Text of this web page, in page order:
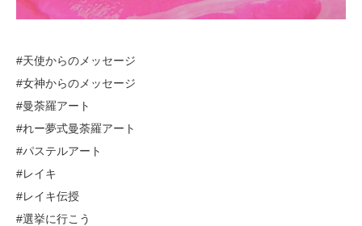
#天使からのメッセージ
#女神からのメッセージ
#曼荼羅アート
#れー夢式曼荼羅アート
#パステルアート
#レイキ
#レイキ伝授
#選挙に行こう